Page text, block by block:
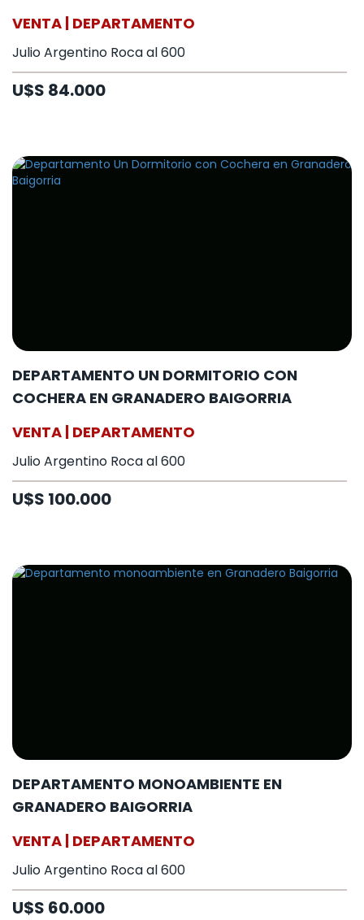
VENTA | DEPARTAMENTO
Julio Argentino Roca al 600
U$S 84.000
DEPARTAMENTO UN DORMITORIO CON
COCHERA EN GRANADERO BAIGORRIA
VENTA | DEPARTAMENTO
Julio Argentino Roca al 600
U$S 100.000
DEPARTAMENTO MONOAMBIENTE EN
GRANADERO BAIGORRIA
VENTA | DEPARTAMENTO
Julio Argentino Roca al 600
U$S 60.000